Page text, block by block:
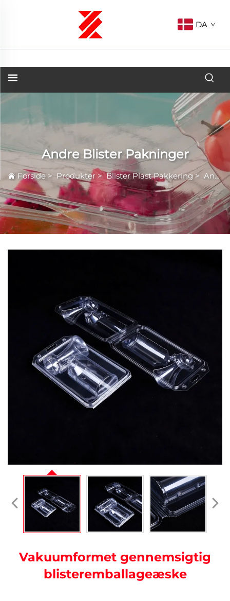
DA
Andre Blister Pakninger
Forside> Produkter>Blister Plast Pakkering> Andre Blister Pakninger
Vakuumformet gennemsigtig
blisteremballageæske